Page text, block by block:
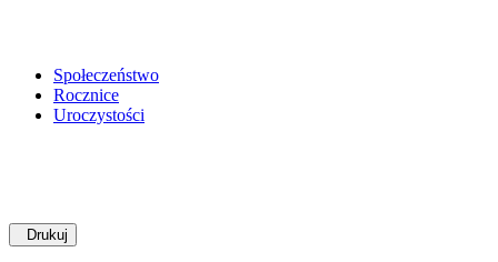
Społeczeństwo
Rocznice
Uroczystości
Drukuj